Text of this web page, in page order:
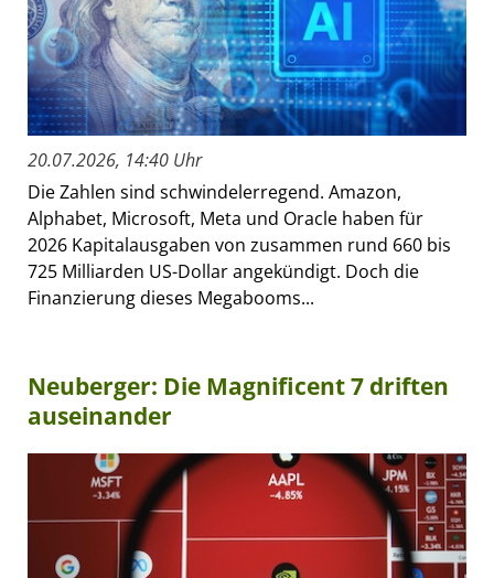
20.07.2026, 14:40 Uhr
Die Zahlen sind schwindelerregend. Amazon,
Alphabet, Microsoft, Meta und Oracle haben für
2026 Kapitalausgaben von zusammen rund 660 bis
725 Milliarden US-Dollar angekündigt. Doch die
Finanzierung dieses Megabooms...
Neuberger: Die Magnificent 7 driften
auseinander